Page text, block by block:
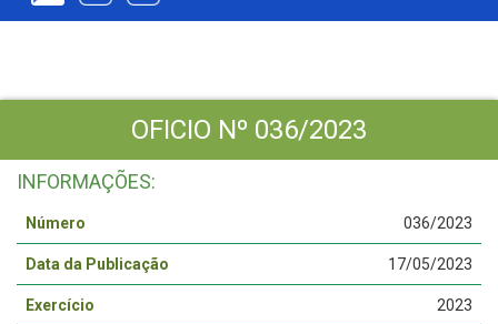
OFICIO Nº 036/2023
INFORMAÇÕES:
Número 036/2023
Data da Publicação 17/05/2023
Exercício 2023